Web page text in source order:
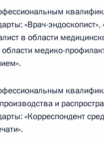
пятница
совета по
совета по
«Врач-
в области
области медико-
и
«Корреспондент